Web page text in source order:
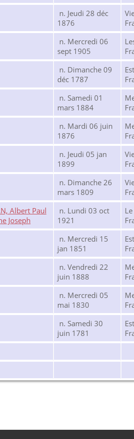
n. Jeudi 28 déc
1876
n. Mercredi 06
sept 1905
n. Dimanche 09
déc 1787
n. Samedi 01
mars 1884
n. Mardi 06 juin
1876
n. Jeudi 05 jan
1899
n. Dimanche 26
mars 1809
n. Lundi 03 oct
1921
n. Mercredi 15
jan 1851
n. Vendredi 22
juin 1888
n. Mercredi 05
mai 1830
n. Samedi 30
juin 1781